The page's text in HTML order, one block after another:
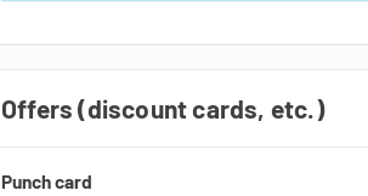
Offers (discount cards, etc.)
Punch card